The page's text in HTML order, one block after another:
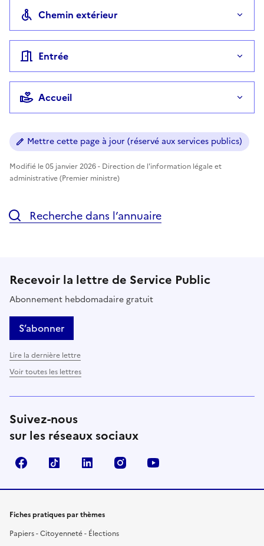
Chemin extérieur
Entrée
Accueil
Mettre cette page à jour (réservé aux services publics)
Modifié le 05 janvier 2026 - Direction de l'information légale et
administrative (Premier ministre)
Recherche dans l’annuaire
Recevoir la lettre de Service Public
Abonnement hebdomadaire gratuit
S’abonner
Lire la dernière lettre
Voir toutes les lettres
Suivez-nous
sur les réseaux sociaux
FacebookTikTok LinkedIn Instagram
Fiches pratiques par thèmes
Papiers - Citoyenneté - Élections